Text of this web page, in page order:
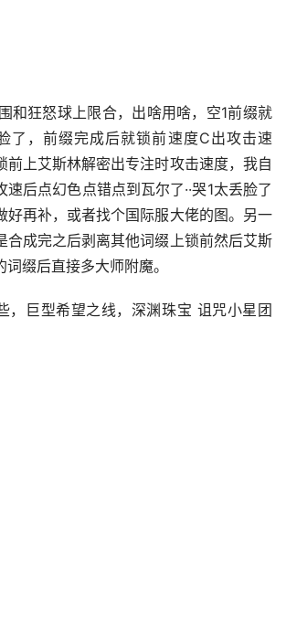
和狂怒球上限合，出啥用啥，空1前缀就
了，前缀完成后就锁前速度C出攻击速
前上艾斯林解密出专注时攻击速度，我自
速后点幻色点错点到瓦尔了··哭1太丢脸了
好再补，或者找个国际服大佬的图。另一
合成完之后剥离其他词缀上锁前然后艾斯
缀后直接多大师附魔。
，巨型希望之线，深渊珠宝 诅咒小星团